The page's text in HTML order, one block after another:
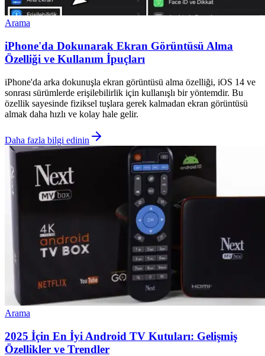
Arama
iPhone'da Dokunarak Ekran Görüntüsü Alma
Özelliği ve Kullanım İpuçları
iPhone'da arka dokunuşla ekran görüntüsü alma özelliği, iOS 14 ve
sonrası sürümlerde erişilebilirlik için kullanışlı bir yöntemdir. Bu
özellik sayesinde fiziksel tuşlara gerek kalmadan ekran görüntüsü
almak daha hızlı ve kolay hale gelir.
Daha fazla bilgi edinin
Arama
2025 İçin En İyi Android TV Kutuları: Gelişmiş
Özellikler ve Trendler